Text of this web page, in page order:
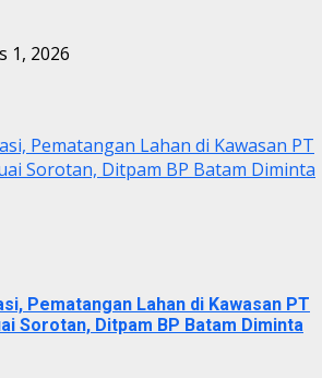
1, 2026
Pematangan Lahan di Kawasan PT
Sorotan, Ditpam BP Batam Diminta
Pematangan Lahan di Kawasan PT
Sorotan, Ditpam BP Batam Diminta